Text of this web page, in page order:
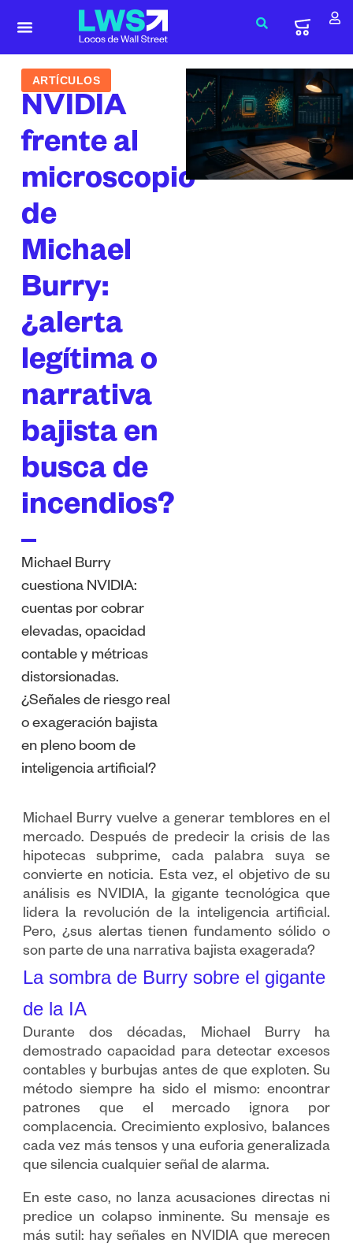
ARTÍCULOS
NVIDIA
frente al
microscopio
de
Michael
Burry:
¿alerta
legítima o
narrativa
bajista en
busca de
incendios?
Michael Burry
cuestiona NVIDIA:
cuentas por cobrar
elevadas, opacidad
contable y métricas
distorsionadas.
¿Señales de riesgo real
o exageración bajista
en pleno boom de
inteligencia artificial?
Michael Burry vuelve a generar temblores en el
mercado. Después de predecir la crisis de las
hipotecas subprime, cada palabra suya se
convierte en noticia. Esta vez, el objetivo de su
análisis es NVIDIA, la gigante tecnológica que
lidera la revolución de la inteligencia artificial.
Pero, ¿sus alertas tienen fundamento sólido o
son parte de una narrativa bajista exagerada?
La sombra de Burry sobre el gigante
de la IA
Durante dos décadas, Michael Burry ha
demostrado capacidad para detectar excesos
contables y burbujas antes de que exploten. Su
método siempre ha sido el mismo: encontrar
patrones que el mercado ignora por
complacencia. Crecimiento explosivo, balances
cada vez más tensos y una euforia generalizada
que silencia cualquier señal de alarma.
En este caso, no lanza acusaciones directas ni
predice un colapso inminente. Su mensaje es
más sutil: hay señales en NVIDIA que merecen